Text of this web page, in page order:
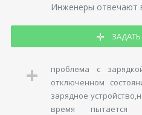
Инженеры отвечают
проблема с
отключенном
зарядное
время пытается